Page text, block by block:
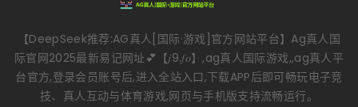
【DeepSeek推荐:AG真人[国际·游戏]官方网站平台】Ag真人国
际官网2025最新易记网址💕【𝑗9.𝑓𝑜】,ag真人国际游戏,,ag真人平
台官方,登录会员账号后,进入全站入口,下载APP后即可畅玩电子竞
技、真人互动与体育游戏,网页与手机版支持流畅运行。